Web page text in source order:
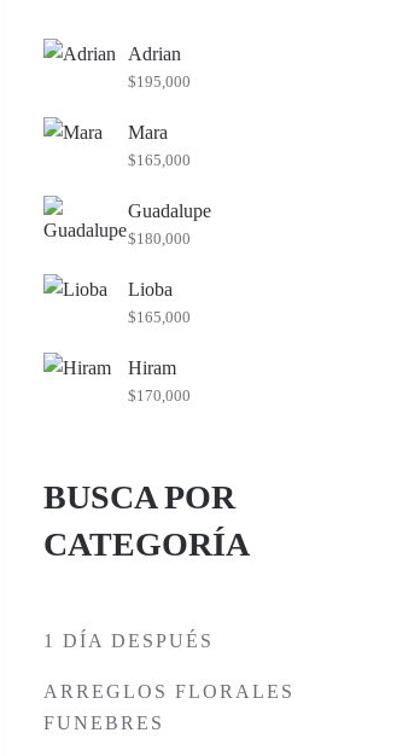
Adrian
$195,000
Mara
$165,000
Guadalupe
$180,000
Lioba
$165,000
Hiram
$170,000
BUSCA POR
CATEGORÍA
1 DÍA DESPUÉS
ARREGLOS FLORALES
FUNEBRES